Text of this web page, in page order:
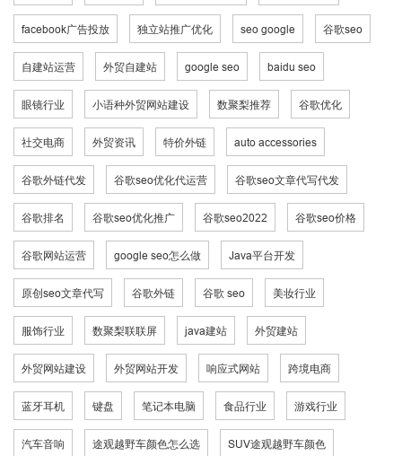
facebook广告投放 独立站推广优化 seo google 谷歌seo
自建站运营 外贸自建站 google seo baidu seo
眼镜行业 小语种外贸网站建设 数聚梨推荐 谷歌优化
社交电商 外贸资讯 特价外链 auto accessories
谷歌外链代发 谷歌seo优化代运营 谷歌seo文章代写代发
谷歌排名 谷歌seo优化推广 谷歌seo2022 谷歌seo价格
谷歌网站运营 google seo怎么做 Java平台开发
原创seo文章代写 谷歌外链 谷歌 seo 美妆行业
服饰行业 数聚梨联联屏 java建站 外贸建站
外贸网站建设 外贸网站开发 响应式网站 跨境电商
蓝牙耳机 键盘 笔记本电脑 食品行业 游戏行业
汽车音响 途观越野车颜色怎么选 SUV途观越野车颜色